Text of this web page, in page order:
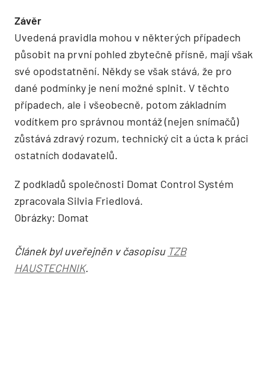
Závěr
Uvedená pravidla mohou v některých případech
působit na první pohled zbytečně přísně, mají však
své opodstatnění. Někdy se však stává, že pro
dané podmínky je není možné splnit. V těchto
případech, ale i všeobecně, potom základním
vodítkem pro správnou montáž (nejen snímačů)
zůstává zdravý rozum, technický cit a úcta k práci
ostatních dodavatelů.
Z podkladů společnosti Domat Control Systém
zpracovala Silvia Friedlová.
Obrázky: Domat
Článek byl uveřejněn v časopisu TZB
HAUSTECHNIK.